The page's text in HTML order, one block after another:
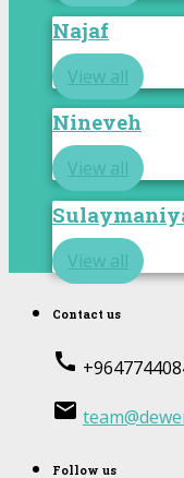
Najaf
View all
Nineveh
View all
View all
Contact us
call
email
Follow us